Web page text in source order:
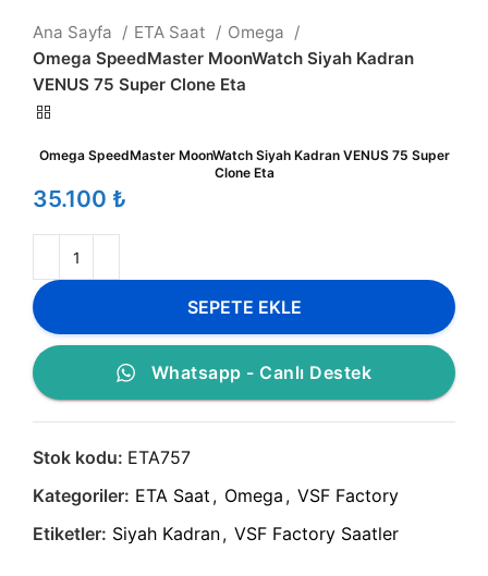
Ana Sayfa ETA Saat
Omega
Omega SpeedMaster MoonWatch Siyah Kadran
VENUS 75 Super Clone Eta
Omega SpeedMaster MoonWatch Siyah Kadran VENUS 75 Super
Clone Eta
₺
SEPETE EKLE
Whatsapp - Canlı Destek
Stok kodu: ETA757
Kategoriler: ETA Saat , Omega , VSF Factory
Etiketler: Siyah Kadran, VSF Factory Saatler